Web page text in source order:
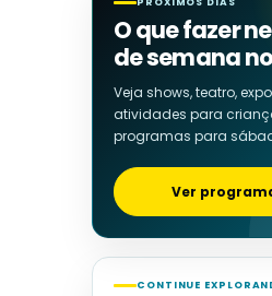
O que fazer
de semana
Veja shows, teatro,
atividades para
programas para
Ver
CONTINUE